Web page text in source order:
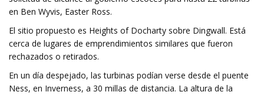
en Ben Wyvis, Easter Ross.
El sitio propuesto es Heights of Docharty sobre Dingwall. Está
cerca de lugares de emprendimientos similares que fueron
rechazados o retirados.
En un día despejado, las turbinas podían verse desde el puente
Ness, en Inverness, a 30 millas de distancia. La altura de la